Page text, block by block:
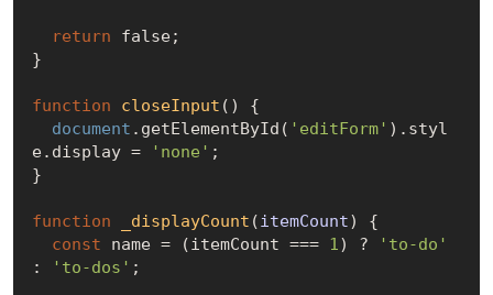
return false;
}
function closeInput ( ) {
document .getElementById( 'editForm' ).styl
e.display =
'none' ;
}
function _displayCount (itemCount) {
const name = (itemCount === 1) ?
'to-do'
:
'to-dos' ;